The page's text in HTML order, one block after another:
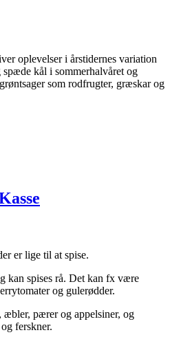
oplevelser i årstidernes variation
spæde kål i sommerhalvåret og
som rodfrugter, græskar og
er lige til at spise.
kan spises rå. Det kan fx være
og gulerødder.
æbler, pærer og appelsiner, og
ferskner.